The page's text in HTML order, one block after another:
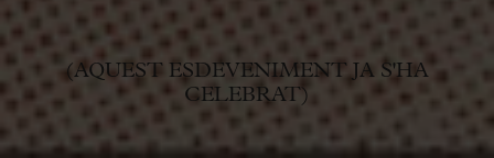
(AQUEST ESDEVENIMENT JA S'HA
CELEBRAT)